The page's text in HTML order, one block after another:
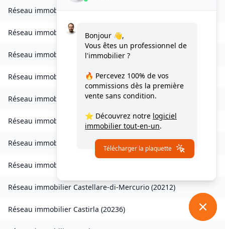
Réseau immobilierChisa(20240)
Réseau immobilierAmpriani(20272
Réseau immobilier Barbaggio(20253
Réseau immobilier Borgo (20290)
Réseau immobilier Calvi(20260)
Réseau immobilier Campana(20229)
Réseau immobilier Canale-di-Verde
Réseau immobilier
Réseau immobilier Castellare-di-Mercurio (20212)
Réseau immobilier Castirla (20236)
Bonjour 👋,
Vous êtes un professionnel de
l'immobilier ?
🔥 Percevez 100% de vos
commissions dès la première
vente sans condition.
⭐ Découvrez notre logiciel
immobilier tout-en-un.
Télécharger la plaquette